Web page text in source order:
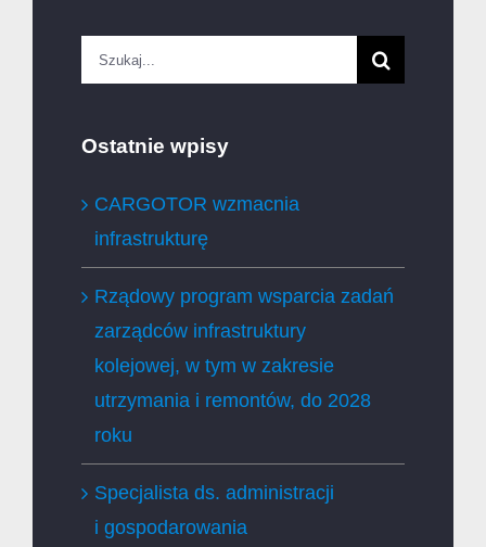
Szukaj
Ostatnie wpisy
CARGOTOR wzmacnia
infrastrukturę
Rządowy program wsparcia zadań
zarządców infrastruktury
kolejowej, w tym w zakresie
utrzymania i remontów, do 2028
roku
Specjalista ds. administracji
i gospodarowania